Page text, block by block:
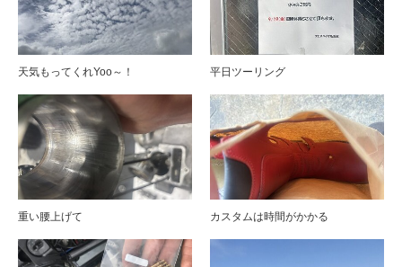
天気もってくれYoo～！ 平日ツーリング
重い腰上げて カスタムは時間がかかる